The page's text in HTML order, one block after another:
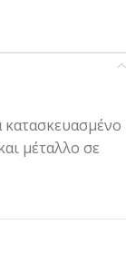
μέταλλο σε